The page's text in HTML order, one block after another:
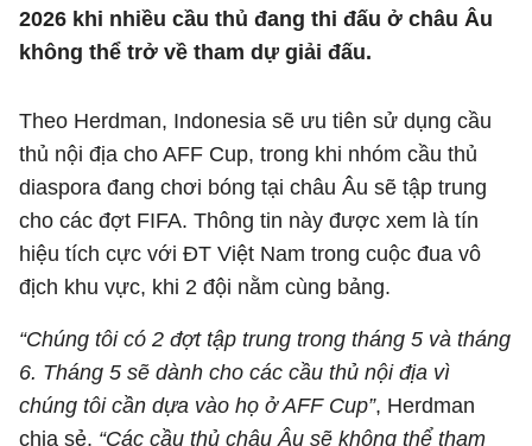
2026 khi nhiều cầu thủ đang thi đấu ở châu Âu
không thể trở về tham dự giải đấu.
Theo Herdman, Indonesia sẽ ưu tiên sử dụng cầu
thủ nội địa cho AFF Cup, trong khi nhóm cầu thủ
diaspora đang chơi bóng tại châu Âu sẽ tập trung
cho các đợt FIFA. Thông tin này được xem là tín
hiệu tích cực với ĐT Việt Nam trong cuộc đua vô
địch khu vực, khi 2 đội nằm cùng bảng.
“Chúng tôi có 2 đợt tập trung trong tháng 5 và tháng
6. Tháng 5 sẽ dành cho các cầu thủ nội địa vì
chúng tôi cần dựa vào họ ở AFF Cup”, Herdman
chia sẻ. “Các cầu thủ châu Âu sẽ không thể tham